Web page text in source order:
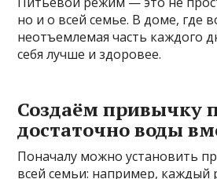
но и о всей семье. В доме, где
неотъемлемая часть каждого
себя лучше и здоровее.
Создаём привычку
достаточно воды
Поначалу можно установить
всей семьи: например, каждый